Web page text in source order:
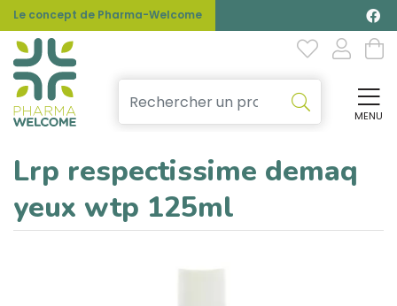
Le concept de Pharma-Welcome
MENU
Lrp respectissime demaq
yeux wtp 125ml